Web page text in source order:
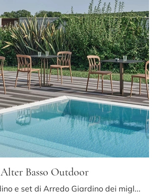
Alter Basso Outdoor
tavoli da giardino e set di Arredo Giardino dei migliori produttori: ottieni informazioni sul modello Alter Basso Outdoor di Bontempi, clicca subito!